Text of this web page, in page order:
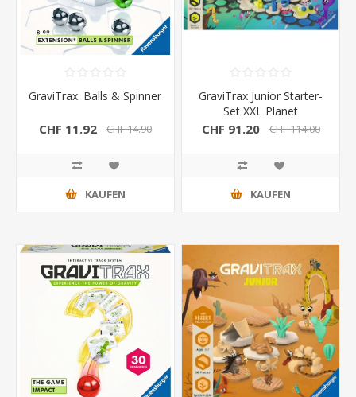
GraviTrax: Balls & Spinner
CHF 11.92 CHF 14.90
KAUFEN
GraviTrax Junior Starter-
Set XXL Planet
CHF 91.20 CHF 114.00
KAUFEN